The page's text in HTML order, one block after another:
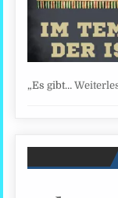
„Es gibt…